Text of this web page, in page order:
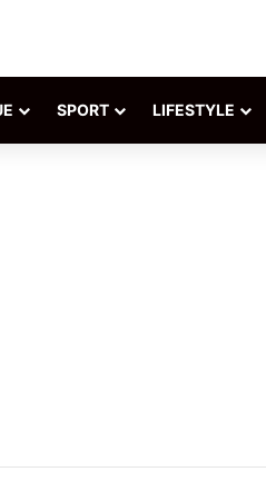
SPORT LIFESTYLE